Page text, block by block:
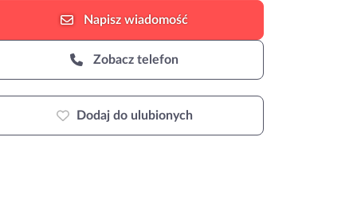
Napisz wiadomość
Zobacz telefon
Dodaj do ulubionych